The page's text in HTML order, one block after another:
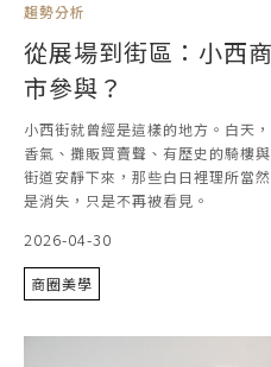
趨勢分析
從展場到街區：小西
市參與？
小西街就曾經是這樣的地方。白天
香氣、攤販買賣聲、有歷史的騎樓
街道安靜下來，那些白日裡理所當
是消失，只是不再被看見。
2026-04-30
商圈美學